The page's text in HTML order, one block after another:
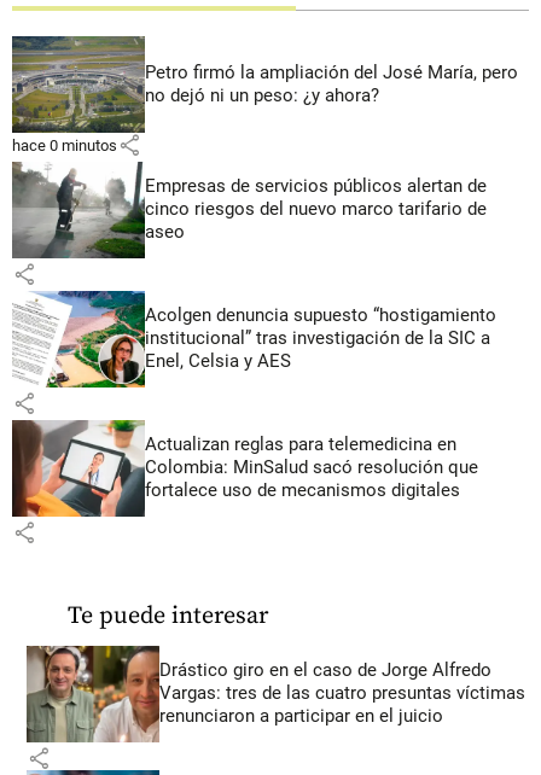
Petro firmó la ampliación del José María, pero
no dejó ni un peso: ¿y ahora?
hace 0 minutos share
Empresas de servicios públicos alertan de
cinco riesgos del nuevo marco tarifario de
aseo
share
Acolgen denuncia supuesto “hostigamiento
institucional” tras investigación de la SIC a
Enel, Celsia y AES
share
Actualizan reglas para telemedicina en
Colombia: MinSalud sacó resolución que
fortalece uso de mecanismos digitales
share
Te puede interesar
Drástico giro en el caso de Jorge Alfredo
Vargas: tres de las cuatro presuntas víctimas
renunciaron a participar en el juicio
share